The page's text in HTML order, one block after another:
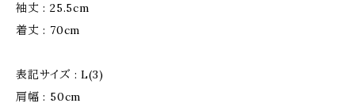
袖丈 : 25.5cm
着丈 : 70cm
表記サイズ : L(3)
肩幅 : 50cm